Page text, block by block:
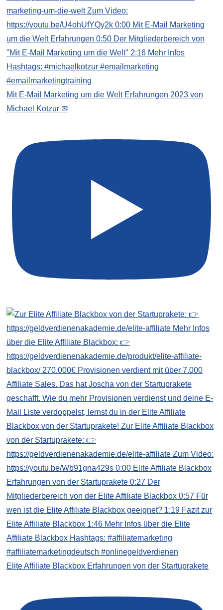
Mit E-Mail Marketing um die Welt Erfahrungen 2023 von
Michael Kotzur ✉
Elite Affiliate Blackbox Erfahrungen von der Startuprakete